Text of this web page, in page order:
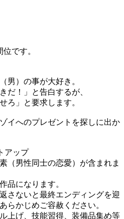
です。
男）の事が大好き。
だ！」と告白するが、
ろ」と要求します。
イへのプレゼントを探しに出か
アップ
（男性同士の恋愛）が含まれま
品になります。
さないと最終エンディングを迎
らかじめご容赦ください。
上げ、技能習得、装備品集め等